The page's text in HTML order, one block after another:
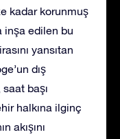
kadar korunmuş
inşa edilen bu
yansıtan
dış
başı
halkına ilginç
akışını